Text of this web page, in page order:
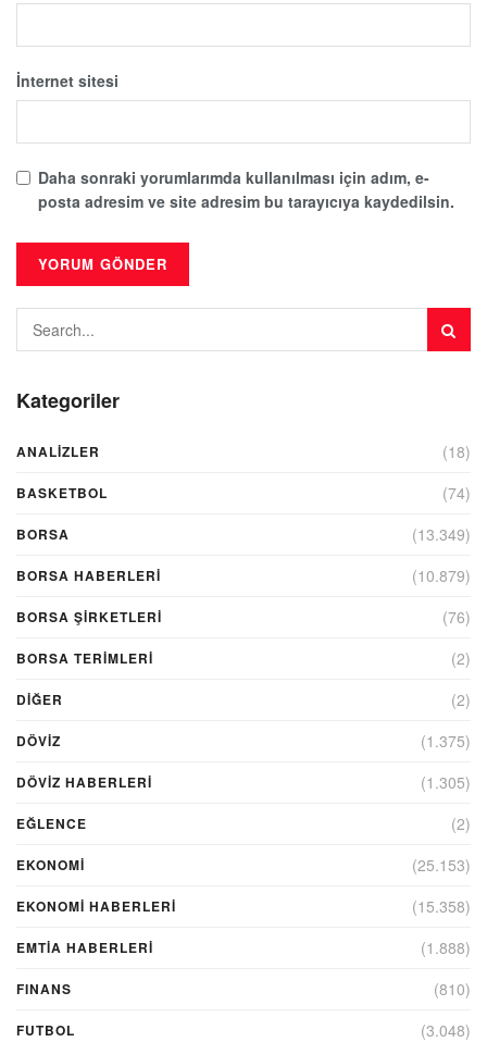
İnternet sitesi
Daha sonraki yorumlarımda kullanılması için adım, e-
posta adresim ve site adresim bu tarayıcıya kaydedilsin.
Kategoriler
ANALIZLER (18)
BASKETBOL (74)
BORSA (13.349)
BORSA HABERLERI (10.879)
BORSA ŞIRKETLERI (76)
BORSA TERIMLERI (2)
DIĞER (2)
DÖVİZ (1.375)
DÖVIZ HABERLERI (1.305)
EĞLENCE (2)
EKONOMİ (25.153)
EKONOMI HABERLERI (15.358)
EMTIA HABERLERI (1.888)
FINANS (810)
FUTBOL (3.048)